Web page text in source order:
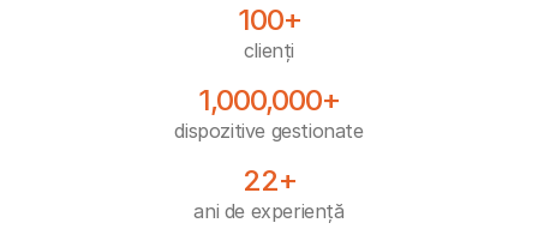
100+
clienți
1,000,000+
dispozitive gestionate
22+
ani de experiență